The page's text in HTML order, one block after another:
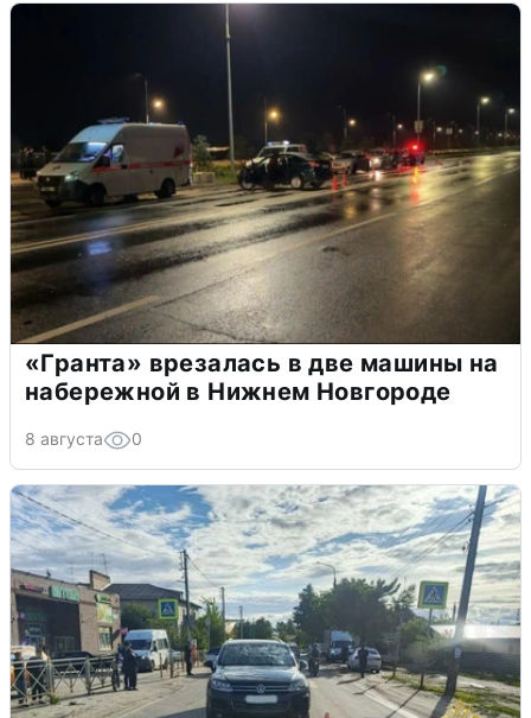
«Гранта» врезалась в две машины на
набережной в Нижнем Новгороде
8 августа 0